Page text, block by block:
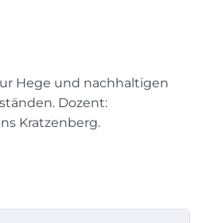
Hege und nachhaltigen
Dozent:
Kratzenberg.